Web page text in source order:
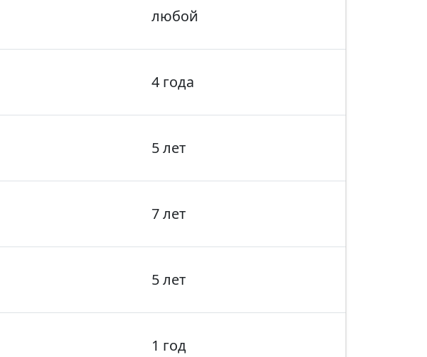
любой
4 года
5 лет
7 лет
5 лет
1 год